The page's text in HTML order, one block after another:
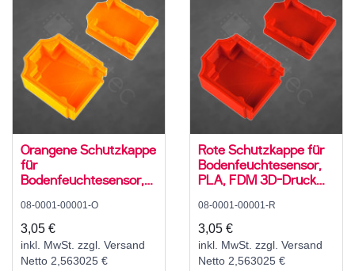
Orangene Schutzkappe
für
Bodenfeuchtesensor,
Gehäuse
08-0001-00001-O
3,05 €
inkl. MwSt. zzgl. Versand
Netto 2,563025 €
Rote Schutzkappe für
Bodenfeuchtesensor,
PLA, FDM 3D-Druck
08-0001-00001-R
3,05 €
inkl. MwSt. zzgl. Versand
Netto 2,563025 €